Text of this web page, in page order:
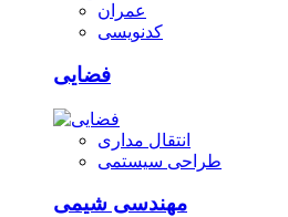
عمران
کدنویسی
فضایی
انتقال مداری
طراحی سیستمی
مهندسی شیمی